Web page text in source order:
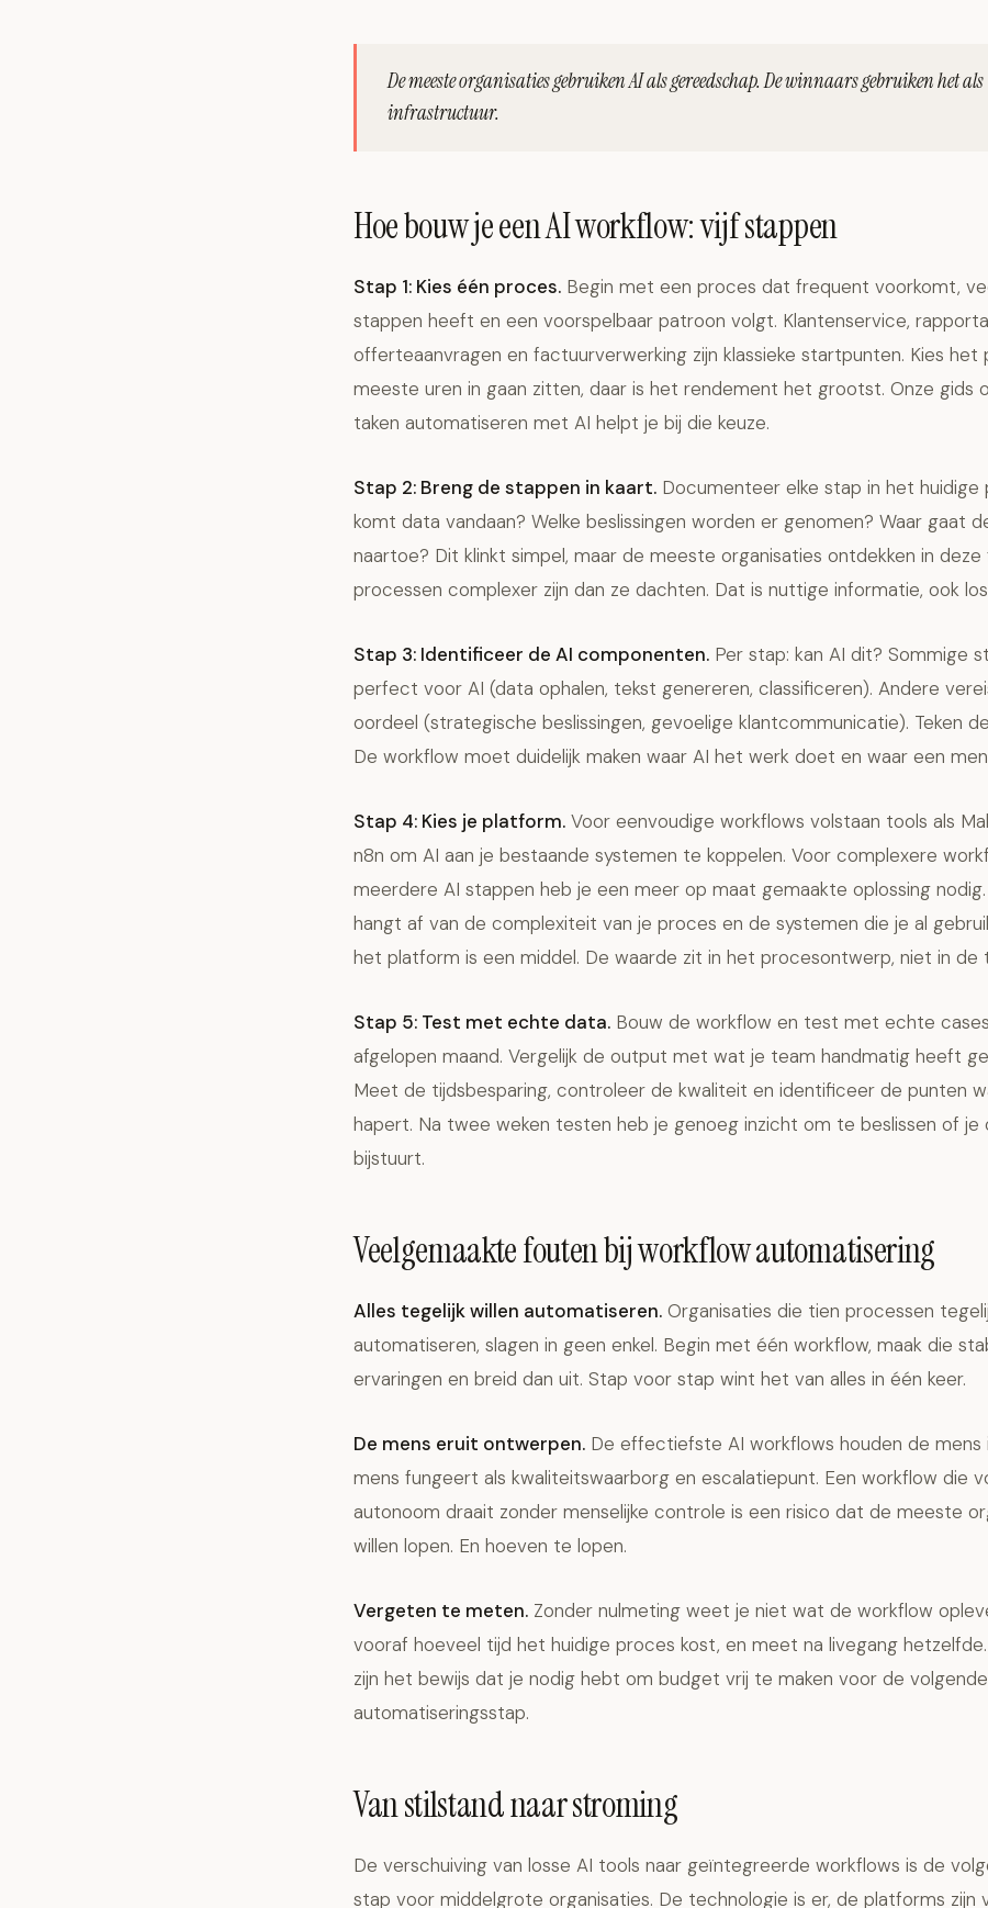
De meeste organisaties gebruiken AI als gereedschap. De winnaars gebruiken het als
infrastructuur.
Hoe bouw je een AI workflow: vijf stappen
Stap 1: Kies één proces. Begin met een proces dat frequent voorkomt,
stappen heeft en een voorspelbaar patroon volgt. Klantenservice,
offerteaanvragen en factuurverwerking zijn klassieke startpunten. Kies het
meeste uren in gaan zitten, daar is het rendement het grootst. Onze gids
taken automatiseren met AI helpt je bij die keuze.
Stap 2: Breng de stappen in kaart. Documenteer elke stap in het huidige
komt data vandaan? Welke beslissingen worden er genomen? Waar gaat
naartoe? Dit klinkt simpel, maar de meeste organisaties ontdekken in deze
processen complexer zijn dan ze dachten. Dat is nuttige informatie, ook
Stap 3: Identificeer de AI componenten. Per stap: kan AI dit? Sommige
perfect voor AI (data ophalen, tekst genereren, classificeren). Andere
oordeel (strategische beslissingen, gevoelige klantcommunicatie). Teken
De workflow moet duidelijk maken waar AI het werk doet en waar een
Stap 4: Kies je platform. Voor eenvoudige workflows volstaan tools als
n8n om AI aan je bestaande systemen te koppelen. Voor complexere
meerdere AI stappen heb je een meer op maat gemaakte oplossing
hangt af van de complexiteit van je proces en de systemen die je al
het platform is een middel. De waarde zit in het procesontwerp, niet in de
Stap 5: Test met echte data. Bouw de workflow en test met echte
afgelopen maand. Vergelijk de output met wat je team handmatig heeft
Meet de tijdsbesparing, controleer de kwaliteit en identificeer de punten
hapert. Na twee weken testen heb je genoeg inzicht om te beslissen of je
bijstuurt.
Veelgemaakte fouten bij workflow automatisering
Alles tegelijk willen automatiseren. Organisaties die tien processen
automatiseren, slagen in geen enkel. Begin met één workflow, maak die
ervaringen en breid dan uit. Stap voor stap wint het van alles in één keer.
De mens eruit ontwerpen. De effectiefste AI workflows houden de mens
mens fungeert als kwaliteitswaarborg en escalatiepunt. Een workflow die
autonoom draait zonder menselijke controle is een risico dat de meeste
willen lopen. En hoeven te lopen.
Vergeten te meten. Zonder nulmeting weet je niet wat de workflow
vooraf hoeveel tijd het huidige proces kost, en meet na livegang
zijn het bewijs dat je nodig hebt om budget vrij te maken voor de volgende
automatiseringsstap.
Van stilstand naar stroming
De verschuiving van losse AI tools naar geïntegreerde workflows is de
stap voor middelgrote organisaties. De technologie is er, de platforms zijn